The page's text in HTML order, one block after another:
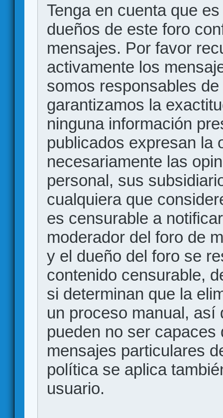
Tenga en cuenta que
dueños de este foro
mensajes. Por favor
activamente los
somos responsables
garantizamos la
ninguna información
publicados expresan la
necesariamente las
personal, sus
cualquiera que
es censurable a
moderador del foro de
y el dueño del foro se
contenido censurable,
si determinan que la
un proceso manual, así
pueden no ser
mensajes particulares
política se aplica
usuario.